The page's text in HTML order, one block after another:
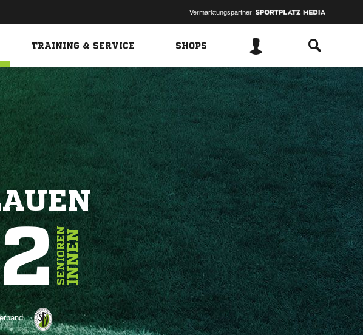
Vermarktungspartner:
TRAINING & SERVICE SHOPS
SENIORENINNEN